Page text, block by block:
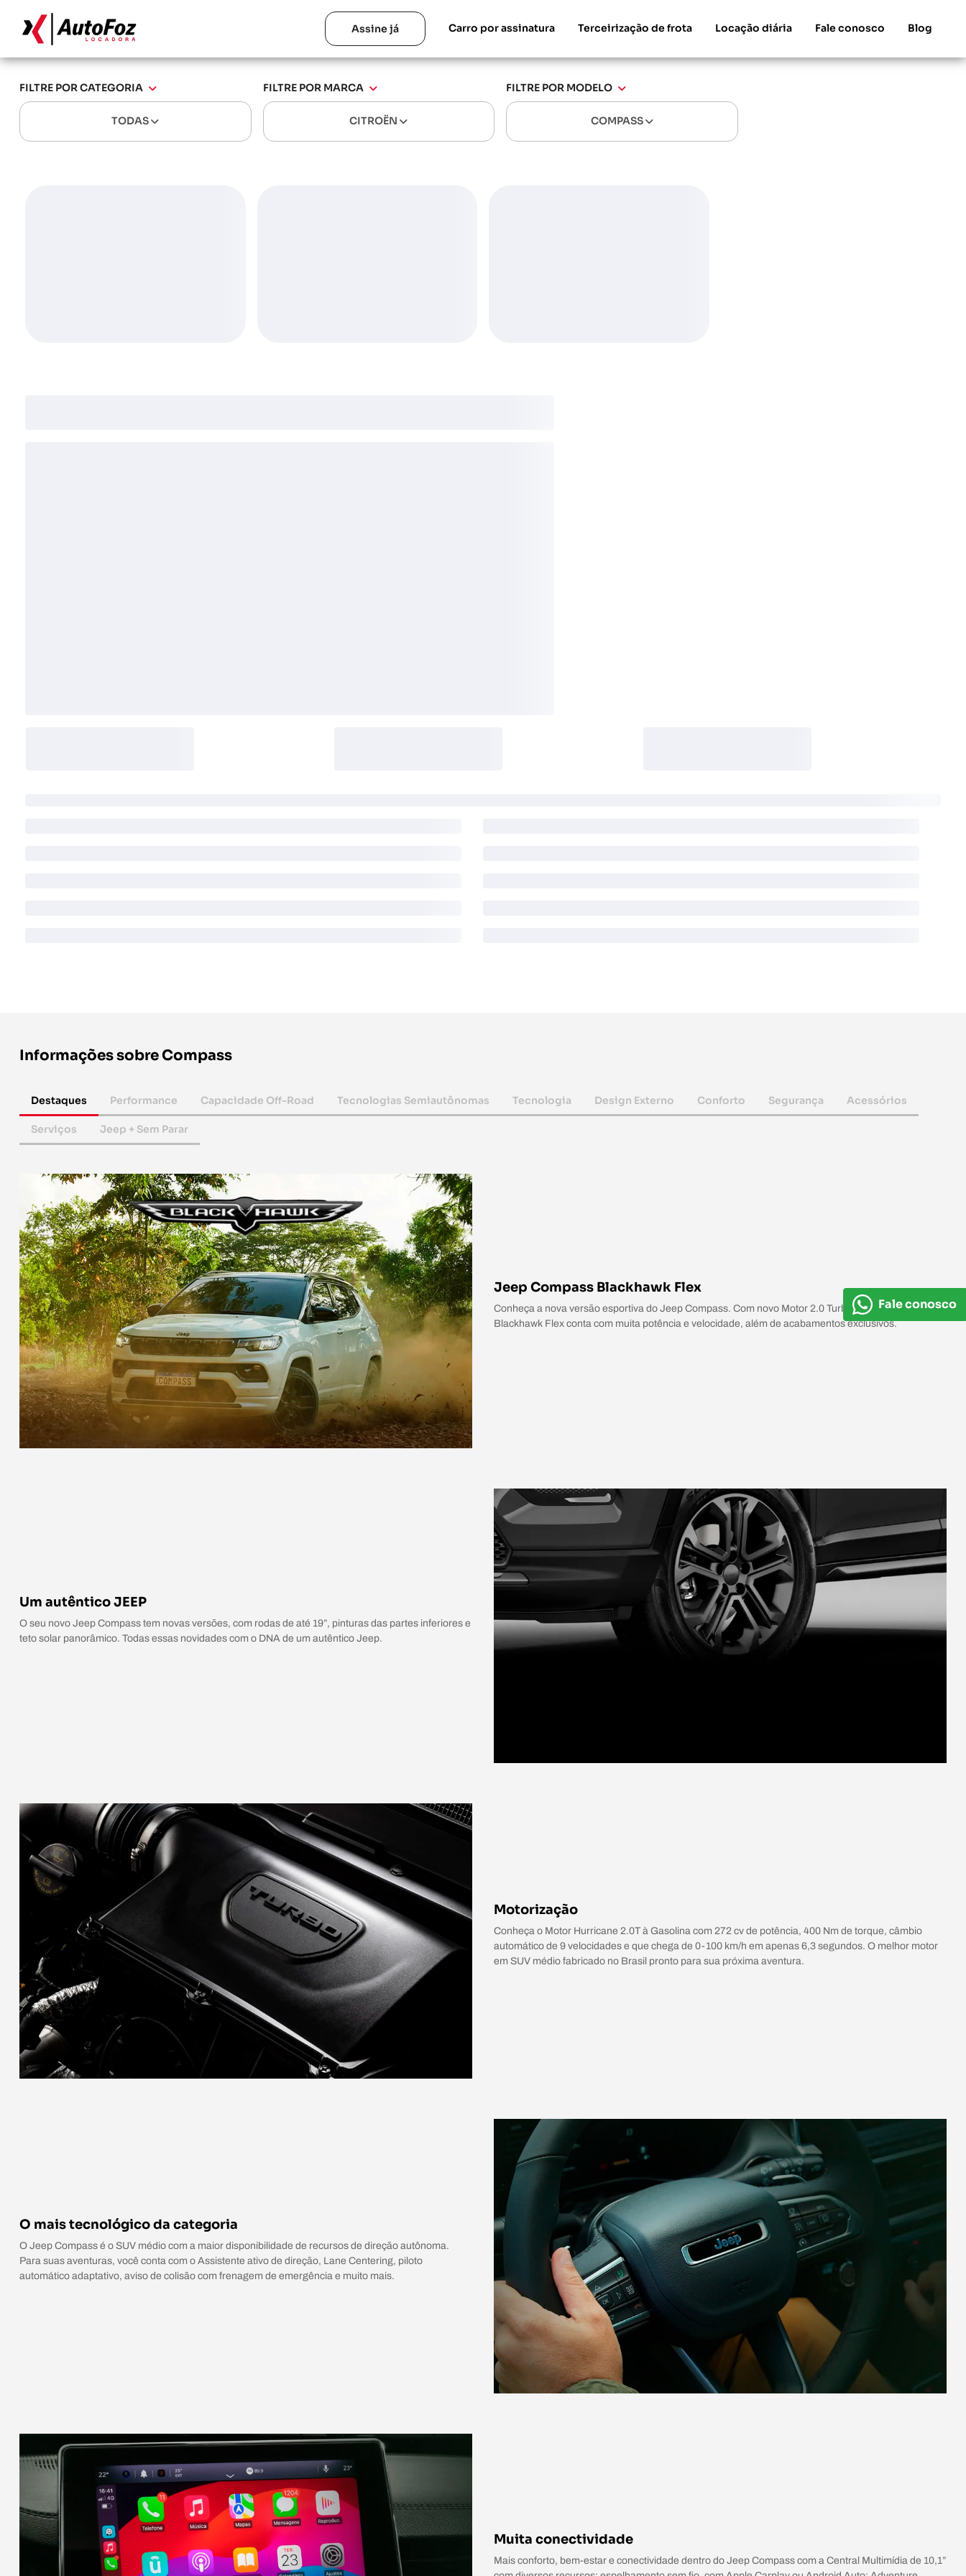
Assine já Carro por assinatura Terceirização de frota Locação diária Fale conosco Blog
FILTRE POR CATEGORIA
TODAS
FILTRE POR MARCA
CITROËN
FILTRE POR MODELO
COMPASS
Informações sobre Compass
Destaques Performance Capacidade Off-Road Tecnologias Semiautônomas Tecnologia Design Externo Conforto Segurança Acessórios
Serviços Jeep + Sem Parar
Jeep Compass Blackhawk Flex
Conheça a nova versão esportiva do Jeep Compass. Com novo Motor 2.0 Turbo Hurricane, a
Blackhawk Flex conta com muita potência e velocidade, além de acabamentos exclusivos.
Um autêntico JEEP
O seu novo Jeep Compass tem novas versões, com rodas de até 19”, pinturas das partes inferiores e
teto solar panorâmico. Todas essas novidades com o DNA de um autêntico Jeep.
Motorização
Conheça o Motor Hurricane 2.0T à Gasolina com 272 cv de potência, 400 Nm de torque, câmbio
automático de 9 velocidades e que chega de 0-100 km/h em apenas 6,3 segundos. O melhor motor
em SUV médio fabricado no Brasil pronto para sua próxima aventura.
O mais tecnológico da categoria
O Jeep Compass é o SUV médio com a maior disponibilidade de recursos de direção autônoma.
Para suas aventuras, você conta com o Assistente ativo de direção, Lane Centering, piloto
automático adaptativo, aviso de colisão com frenagem de emergência e muito mais.
Muita conectividade
Mais conforto, bem-estar e conectividade dentro do Jeep Compass com a Central Multimídia de 10,1”
Fale conosco